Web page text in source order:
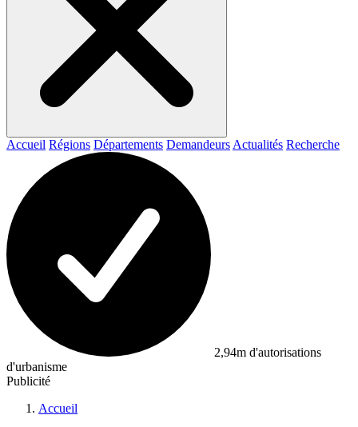
Accueil Régions Départements Demandeurs Actualités Recherche
2,94m d'autorisations
d'urbanisme
Publicité
Accueil